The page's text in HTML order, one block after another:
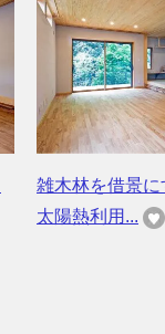
雑木林を借景に
太陽熱利用...